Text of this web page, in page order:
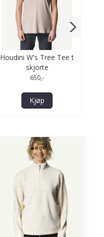
Houdini W's Tree Tee t
skjorte
650,-
Kjøp